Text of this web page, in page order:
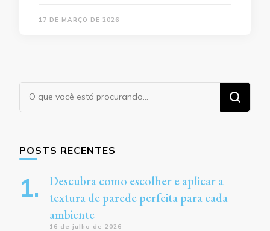
17 DE MARÇO DE 2026
Procurando
algo?
POSTS RECENTES
Descubra como escolher e aplicar a
textura de parede perfeita para cada
ambiente
16 de julho de 2026